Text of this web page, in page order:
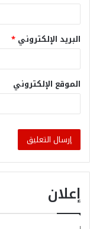
البريد الإلكتروني *
الموقع الإلكتروني
إعلان